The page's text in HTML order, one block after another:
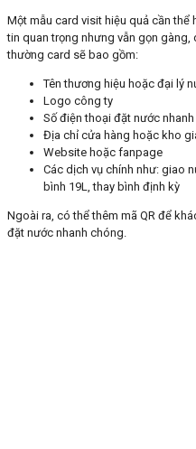
Một mẫu card visit hiệu quả cần thể
tin quan trọng nhưng vẫn gọn gàng,
thường card sẽ bao gồm:
Tên thương hiệu hoặc đại lý
Logo công ty
Số điện thoại đặt nước nhanh
Địa chỉ cửa hàng hoặc kho
Website hoặc fanpage
Các dịch vụ chính như: giao
bình 19L, thay bình định kỳ
Ngoài ra, có thể thêm mã QR để
đặt nước nhanh chóng.